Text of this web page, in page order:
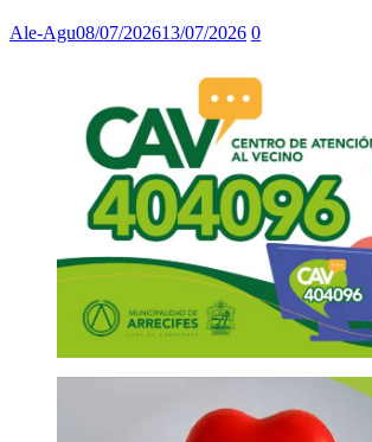
Ale-Agu08/07/202613/07/2026 0